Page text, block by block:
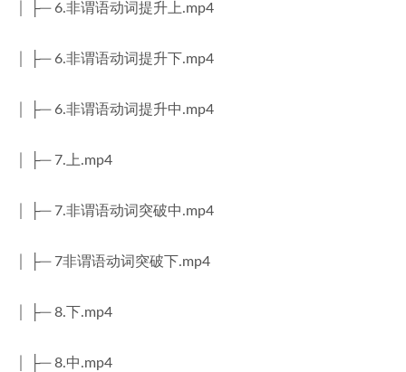
│ ├─ 6.非谓语动词提升上.mp4
│ ├─ 6.非谓语动词提升下.mp4
│ ├─ 6.非谓语动词提升中.mp4
│ ├─ 7.上.mp4
│ ├─ 7.非谓语动词突破中.mp4
│ ├─ 7非谓语动词突破下.mp4
│ ├─ 8.下.mp4
│ ├─ 8.中.mp4